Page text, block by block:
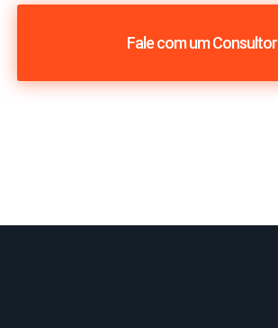
Fale com um Consultor